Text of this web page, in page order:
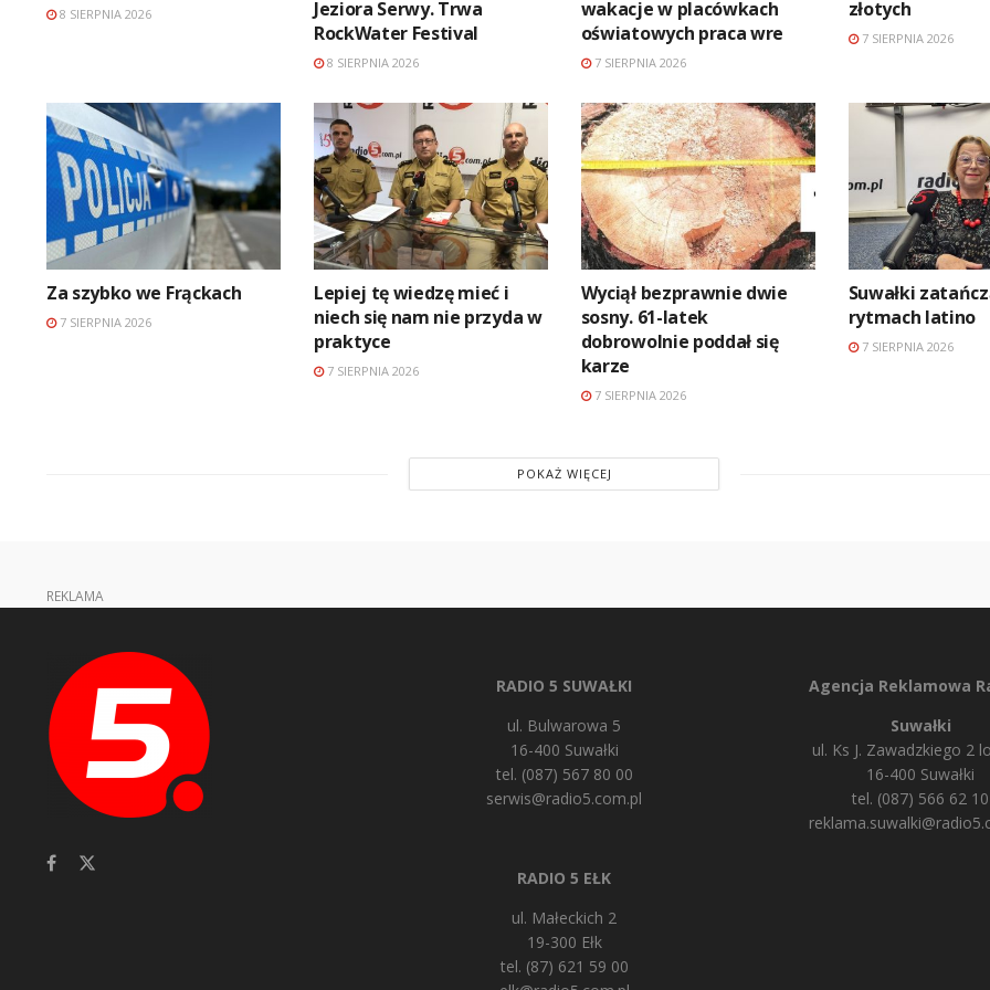
8 SIERPNIA 2026
Jeziora Serwy. Trwa
RockWater Festival
8 SIERPNIA 2026
wakacje w placówkach
oświatowych praca wre
7 SIERPNIA 2026
złotych
7 SIERPNIA 2026
Za szybko we Frąckach
7 SIERPNIA 2026
Lepiej tę wiedzę mieć i
niech się nam nie przyda w
praktyce
7 SIERPNIA 2026
Wyciął bezprawnie dwie
sosny. 61-latek
dobrowolnie poddał się
karze
7 SIERPNIA 2026
Suwałki
rytmach latino
7 SIERPNIA 2026
POKAŻ WIĘCEJ
REKLAMA
RADIO 5 SUWAŁKI
ul. Bulwarowa 5
16-400 Suwałki
tel. (087) 567 80 00
serwis@radio5.com.pl
RADIO 5 EŁK
ul. Małeckich 2
19-300 Ełk
tel. (87) 621 59 00
Agencja Reklamowa
Suwałki
ul. Ks J. Zawadzkiego 2
16-400 Suwałki
tel. (087) 566 62 10